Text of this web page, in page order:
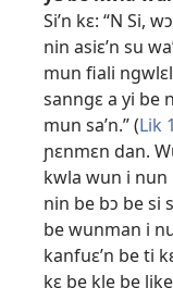
Si’n kɛ: “N Si,
nin asiɛ’n su
mun fiali
sanngɛ a yi be
mun sa’n.” (Lik
ɲɛnmɛn dan.
kwla wun i nun
nin be bɔ be si
be wunman i
kanfuɛ’n be ti
kɛ be kle be